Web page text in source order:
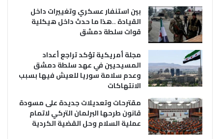
بين استنفار عسكري وتغييرات داخل
القيادة ..هذا ما حدث داخل هيكلية
قوات سلطة دمشق
مجلة أمريكية تؤكد تراجع أعداد
المسيحيين في عهد سلطة دمشق
وعدم سلامة سوريا للعيش فيها بسبب
الانتهاكات
مقترحات وتعديلات جديدة على مسودة
قانون طرحها البرلمان التركي لاتمام
عملية السلام وحل القضية الكردية